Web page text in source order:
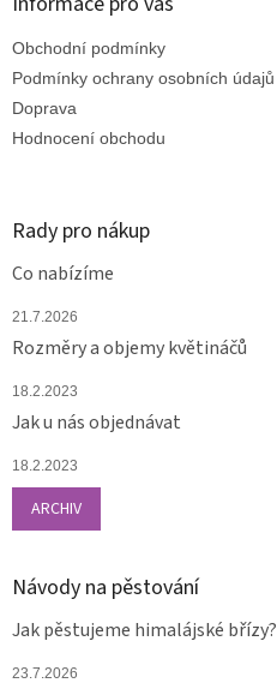
Obchodní podmínky
Podmínky ochrany osobních údajů
Doprava
Hodnocení obchodu
Rady pro nákup
Co nabízíme
21.7.2026
Rozměry a objemy květináčů
18.2.2023
Jak u nás objednávat
18.2.2023
ARCHIV
Návody na pěstování
Jak pěstujeme himalájské břízy?
23.7.2026